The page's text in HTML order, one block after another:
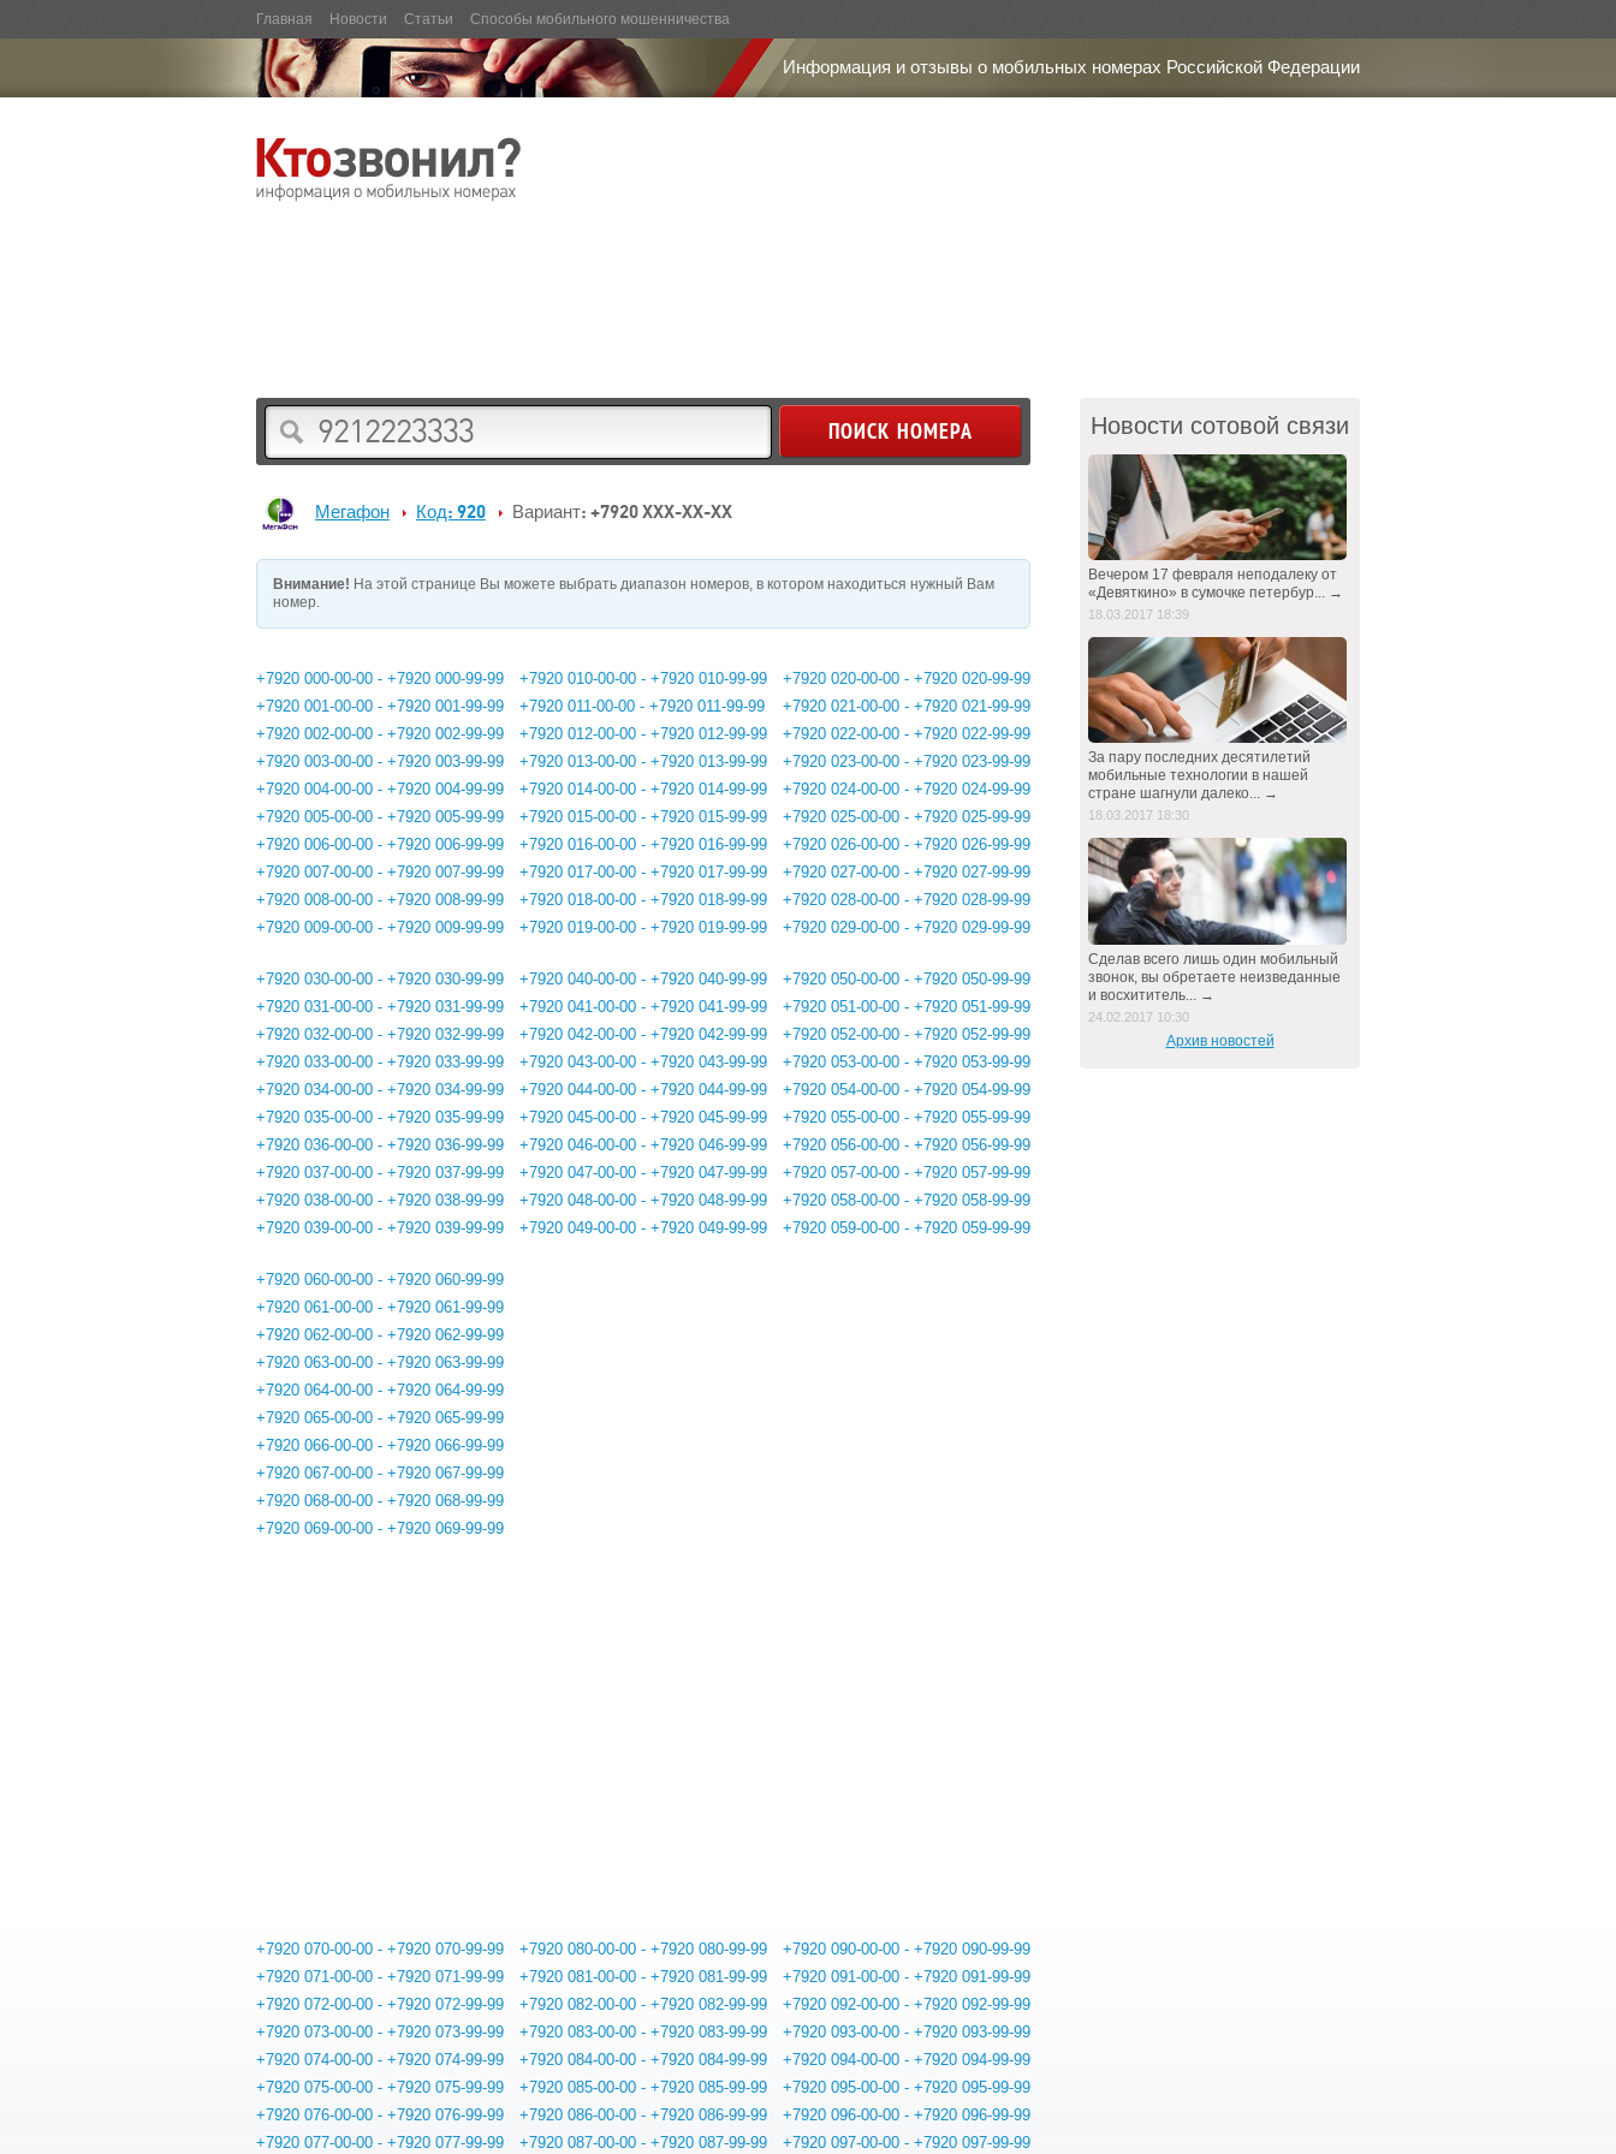
Главная Новости Статьи Способы мобильного мошенничества
Информация и отзывы о мобильных номерах Российской Федерации
Мегафон Код: 920 Вариант: +7920 XXX-XX-XX
Внимание! На этой странице Вы можете выбрать диапазон номеров, в котором находиться нужный Вам
номер.
+7920 000-00-00 - +7920 000-99-99
+7920 001-00-00 - +7920 001-99-99
+7920 002-00-00 - +7920 002-99-99
+7920 003-00-00 - +7920 003-99-99
+7920 004-00-00 - +7920 004-99-99
+7920 005-00-00 - +7920 005-99-99
+7920 006-00-00 - +7920 006-99-99
+7920 007-00-00 - +7920 007-99-99
+7920 008-00-00 - +7920 008-99-99
+7920 009-00-00 - +7920 009-99-99
+7920 010-00-00 - +7920 010-99-99
+7920 011-00-00 - +7920 011-99-99
+7920 012-00-00 - +7920 012-99-99
+7920 013-00-00 - +7920 013-99-99
+7920 014-00-00 - +7920 014-99-99
+7920 015-00-00 - +7920 015-99-99
+7920 016-00-00 - +7920 016-99-99
+7920 017-00-00 - +7920 017-99-99
+7920 018-00-00 - +7920 018-99-99
+7920 019-00-00 - +7920 019-99-99
+7920 020-00-00 - +7920 020-99-99
+7920 021-00-00 - +7920 021-99-99
+7920 022-00-00 - +7920 022-99-99
+7920 023-00-00 - +7920 023-99-99
+7920 024-00-00 - +7920 024-99-99
+7920 025-00-00 - +7920 025-99-99
+7920 026-00-00 - +7920 026-99-99
+7920 027-00-00 - +7920 027-99-99
+7920 028-00-00 - +7920 028-99-99
+7920 029-00-00 - +7920 029-99-99
+7920 030-00-00 - +7920 030-99-99
+7920 031-00-00 - +7920 031-99-99
+7920 032-00-00 - +7920 032-99-99
+7920 033-00-00 - +7920 033-99-99
+7920 034-00-00 - +7920 034-99-99
+7920 035-00-00 - +7920 035-99-99
+7920 036-00-00 - +7920 036-99-99
+7920 037-00-00 - +7920 037-99-99
+7920 038-00-00 - +7920 038-99-99
+7920 039-00-00 - +7920 039-99-99
+7920 040-00-00 - +7920 040-99-99
+7920 041-00-00 - +7920 041-99-99
+7920 042-00-00 - +7920 042-99-99
+7920 043-00-00 - +7920 043-99-99
+7920 044-00-00 - +7920 044-99-99
+7920 045-00-00 - +7920 045-99-99
+7920 046-00-00 - +7920 046-99-99
+7920 047-00-00 - +7920 047-99-99
+7920 048-00-00 - +7920 048-99-99
+7920 049-00-00 - +7920 049-99-99
+7920 050-00-00 - +7920 050-99-99
+7920 051-00-00 - +7920 051-99-99
+7920 052-00-00 - +7920 052-99-99
+7920 053-00-00 - +7920 053-99-99
+7920 054-00-00 - +7920 054-99-99
+7920 055-00-00 - +7920 055-99-99
+7920 056-00-00 - +7920 056-99-99
+7920 057-00-00 - +7920 057-99-99
+7920 058-00-00 - +7920 058-99-99
+7920 059-00-00 - +7920 059-99-99
+7920 060-00-00 - +7920 060-99-99
+7920 061-00-00 - +7920 061-99-99
+7920 062-00-00 - +7920 062-99-99
+7920 063-00-00 - +7920 063-99-99
+7920 064-00-00 - +7920 064-99-99
+7920 065-00-00 - +7920 065-99-99
+7920 066-00-00 - +7920 066-99-99
+7920 067-00-00 - +7920 067-99-99
+7920 068-00-00 - +7920 068-99-99
+7920 069-00-00 - +7920 069-99-99
+7920 070-00-00 - +7920 070-99-99
+7920 071-00-00 - +7920 071-99-99
+7920 072-00-00 - +7920 072-99-99
+7920 073-00-00 - +7920 073-99-99
+7920 074-00-00 - +7920 074-99-99
+7920 075-00-00 - +7920 075-99-99
+7920 076-00-00 - +7920 076-99-99
+7920 077-00-00 - +7920 077-99-99
+7920 080-00-00 - +7920 080-99-99
+7920 081-00-00 - +7920 081-99-99
+7920 082-00-00 - +7920 082-99-99
+7920 083-00-00 - +7920 083-99-99
+7920 084-00-00 - +7920 084-99-99
+7920 085-00-00 - +7920 085-99-99
+7920 086-00-00 - +7920 086-99-99
+7920 087-00-00 - +7920 087-99-99
+7920 090-00-00 - +7920 090-99-99
+7920 091-00-00 - +7920 091-99-99
+7920 092-00-00 - +7920 092-99-99
+7920 093-00-00 - +7920 093-99-99
+7920 094-00-00 - +7920 094-99-99
+7920 095-00-00 - +7920 095-99-99
+7920 096-00-00 - +7920 096-99-99
+7920 097-00-00 - +7920 097-99-99
Новости сотовой связи
Вечером 17 февраля неподалеку от
«Девяткино» в сумочке петербур... →
18.03.2017 18:39
За пару последних десятилетий
мобильные технологии в нашей
стране шагнули далеко... →
18.03.2017 18:30
Сделав всего лишь один мобильный
звонок, вы обретаете неизведанные
и восхититель... →
24.02.2017 10:30
Архив новостей